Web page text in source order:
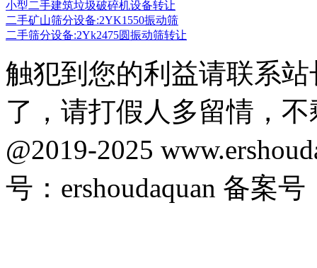
小型二手建筑垃圾破碎机设备转让
二手矿山筛分设备:2YK1550振动筛
二手筛分设备:2Yk2475圆振动筛转让
触犯到您的利益请联系
了，请打假人多留情，
@2019-2025
号：ershoudaquan 备案